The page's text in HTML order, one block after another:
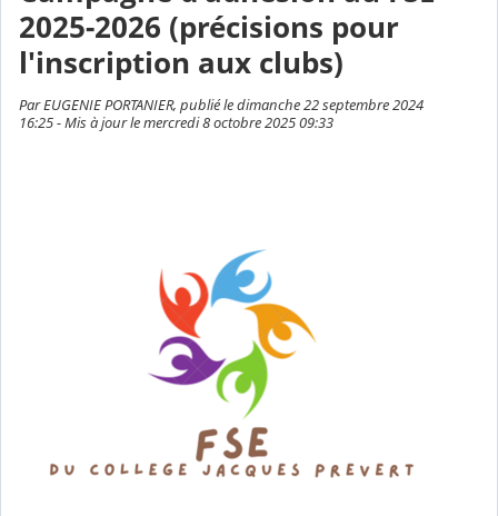
2025-2026 (précisions pour
l'inscription aux clubs)
Par EUGENIE PORTANIER, publié le dimanche 22 septembre 2024
16:25 - Mis à jour le mercredi 8 octobre 2025 09:33